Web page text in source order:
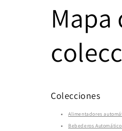
Mapa
Colecciones
Alimentadores
Bebederos